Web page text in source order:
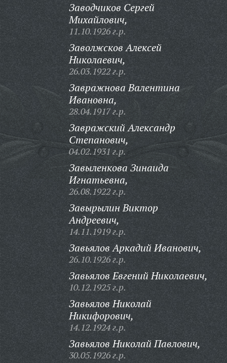
Заводчиков Сергей
Михайлович,
11.10.1926 г.р.
Заволжсков Алексей
Николаевич,
26.03.1922 г.р.
Завражнова Валентина
Ивановна,
28.04.1917 г.р.
Завражский Александр
Степанович,
04.02.1931 г.р.
Завыленкова Зинаида
Игнатьевна,
26.08.1922 г.р.
Завырылин Виктор
Андреевич,
14.11.1919 г.р.
Завьялов Аркадий Иванович,
26.10.1926 г.р.
Завьялов Евгений Николаевич,
10.12.1925 г.р.
Завьялов Николай
Никифорович,
14.12.1924 г.р.
Завьялов Николай Павлович,
30.05.1926 г.р.